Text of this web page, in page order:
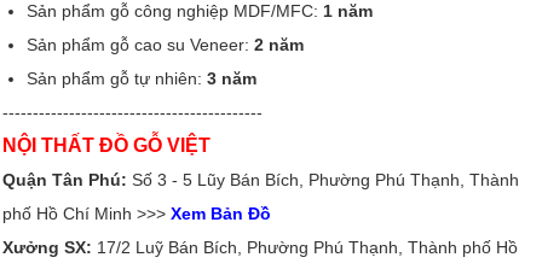
Sản phẩm gỗ công nghiệp MDF/MFC: 1 năm
Sản phẩm gỗ cao su Veneer:2 năm
Sản phẩm gỗ tự nhiên:3 năm
-------------------------------------------
NỘI THẤT ĐỒ GỖ VIỆT
Quận Tân Phú: Số 3 - 5 Lũy Bán Bích, Phường Phú Thạnh, Thành
phố Hồ Chí Minh >>> Xem Bản Đồ
Xưởng SX: 17/2 Luỹ Bán Bích, Phường Phú Thạnh, Thành phố Hồ